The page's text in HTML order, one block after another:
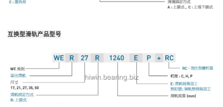
互换型滑轨产品型号